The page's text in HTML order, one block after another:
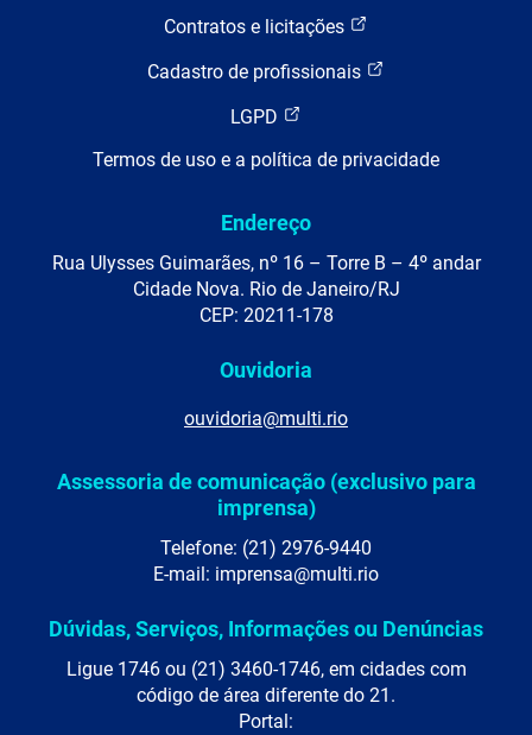
Contratos e licitações
Cadastro de profissionais
LGPD
Termos de uso e a política de privacidade
Endereço
Rua Ulysses Guimarães, nº 16 – Torre B – 4º andar
Cidade Nova. Rio de Janeiro/RJ
CEP: 20211-178
Ouvidoria
ouvidoria@multi.rio
Assessoria de comunicação (exclusivo para
imprensa)
Telefone: (21) 2976-9440
E-mail: imprensa@multi.rio
Dúvidas, Serviços, Informações ou Denúncias
Ligue 1746 ou (21) 3460-1746, em cidades com
código de área diferente do 21.
Portal: